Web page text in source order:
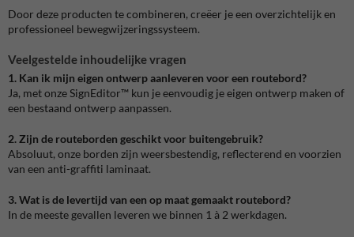
Door deze producten te combineren, creëer je een overzichtelijk en
professioneel bewegwijzeringssysteem.
Veelgestelde inhoudelijke vragen
1. Kan ik mijn eigen ontwerp aanleveren voor een routebord?
Ja, met onze SignEditor™ kun je eenvoudig je eigen ontwerp maken of
een bestaand ontwerp aanpassen.
2. Zijn de routeborden geschikt voor buitengebruik?
Absoluut, onze borden zijn weersbestendig, reflecterend en voorzien
van een anti-graffiti laminaat.
3. Wat is de levertijd van een op maat gemaakt routebord?
In de meeste gevallen leveren we binnen 1 à 2 werkdagen.